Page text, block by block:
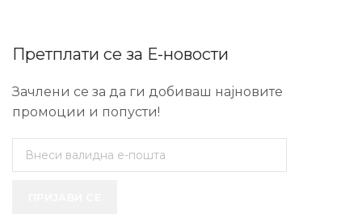
Претплати се за Е-новости
Зачлени се за да ги добиваш најновите
промоции и попусти!